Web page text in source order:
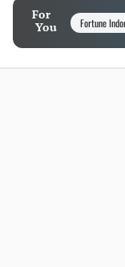
For
You
Fortune